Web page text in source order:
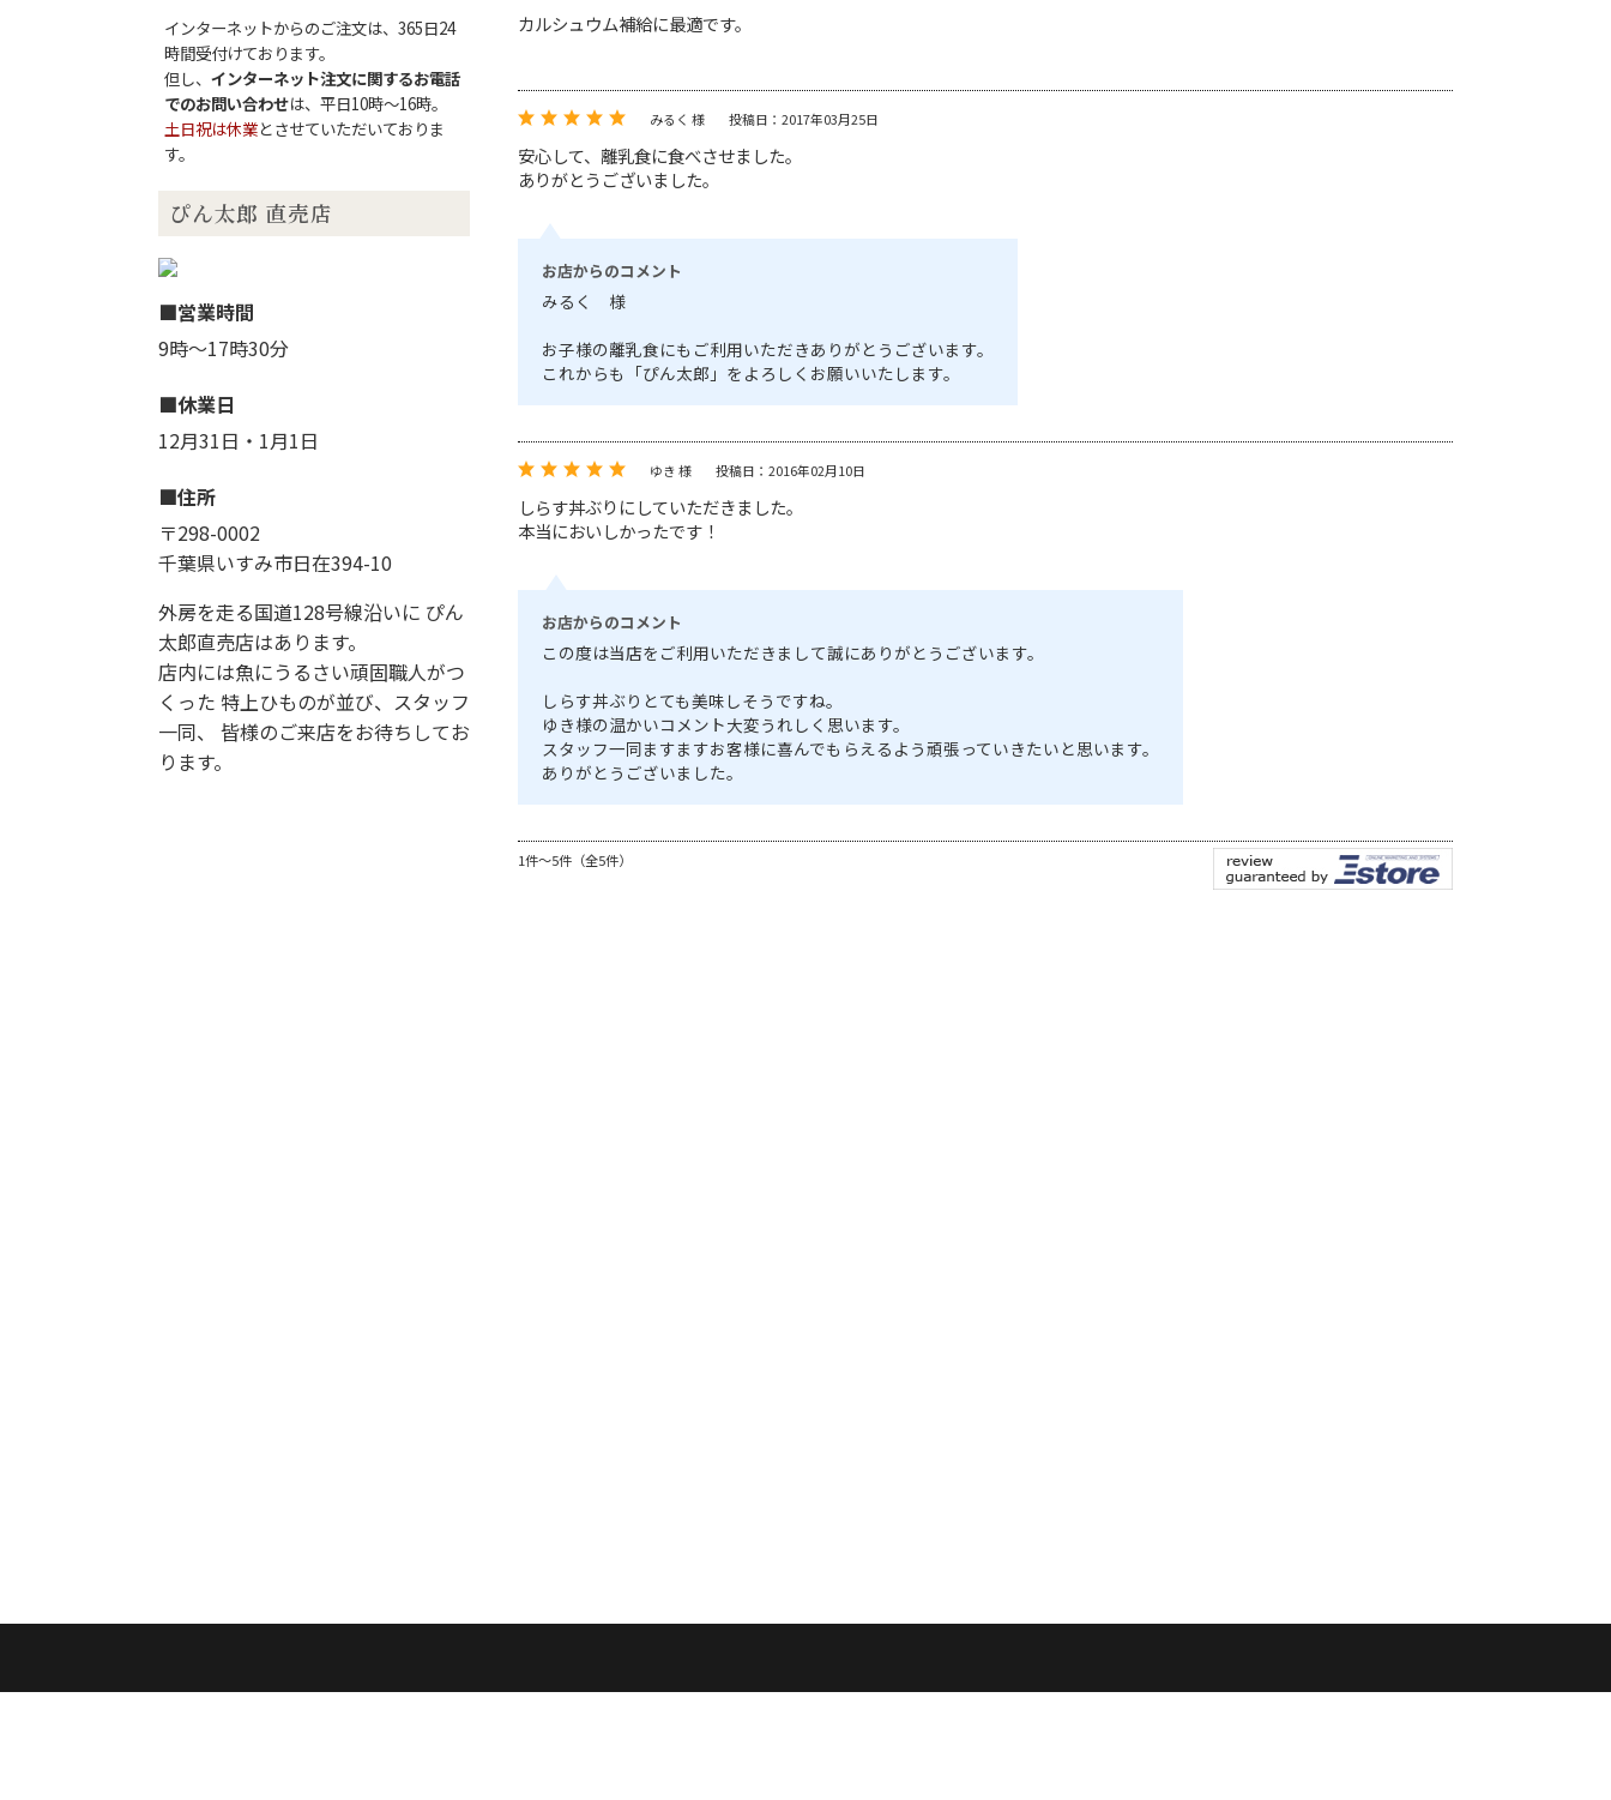
カルシュウム補給に最適です。
みるく 様 投稿日：2017年03月25日
安心して、離乳食に食べさせました。
ありがとうございました。
お店からのコメント
みるく 様
お子様の離乳食にもご利用いただきありがとうございます。
これからも「ぴん太郎」をよろしくお願いいたします。
ゆき 様 投稿日：2016年02月10日
しらす丼ぶりにしていただきました。
本当においしかったです！
お店からのコメント
この度は当店をご利用いただきまして誠にありがとうございます。
しらす丼ぶりとても美味しそうですね。
ゆき様の温かいコメント大変うれしく思います。
スタッフ一同ますますお客様に喜んでもらえるよう頑張っていきたいと思います。
ありがとうございました。
1件～5件（全5件）
インターネットからのご注文は、365日24
時間受付けております。
但し、インターネット注文に関するお電話
でのお問い合わせは、平日10時～16時。
土日祝は休業とさせていただいておりま
す。
ぴん太郎 直売店
営業時間
9時～17時30分
休業日
12月31日・1月1日
住所
〒298-0002
千葉県いすみ市日在394-10
外房を走る国道128号線沿いに ぴん
太郎直売店はあります。
店内には魚にうるさい頑固職人がつ
くった 特上ひものが並び、スタッフ
一同、 皆様のご来店をお待ちしてお
ります。